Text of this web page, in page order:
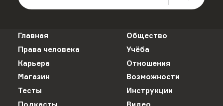
Главная
Общество
Права человека
Учёба
Карьера
Отношения
Магазин
Возможности
Тесты
Инструкции
Подкасты
Видео